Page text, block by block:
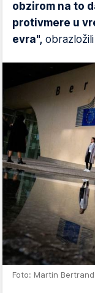
obzirom na to
protivmere u
evra",
Foto: Martin